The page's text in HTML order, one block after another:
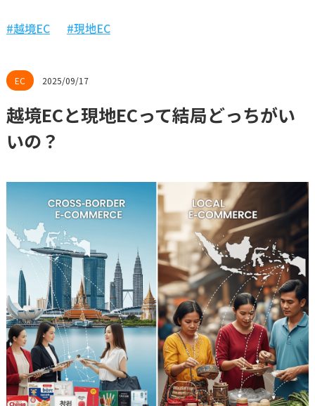
2025/09/17
越境EC 現地EC
越境ECと現地ECって結局どっちがい
いの？